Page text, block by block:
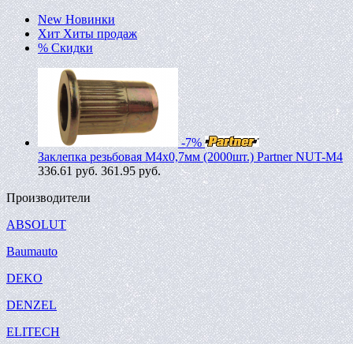
New Новинки
Хит Хиты продаж
% Скидки
-7%
Заклепка резьбовая M4х0,7мм (2000шт.) Partner NUT-M4
336.61руб. 361.95 руб.
Производители
ABSOLUT
Baumauto
DEKO
DENZEL
ELITECH